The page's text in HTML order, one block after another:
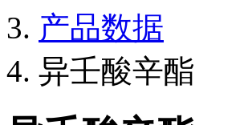
产品数据
异壬酸辛酯